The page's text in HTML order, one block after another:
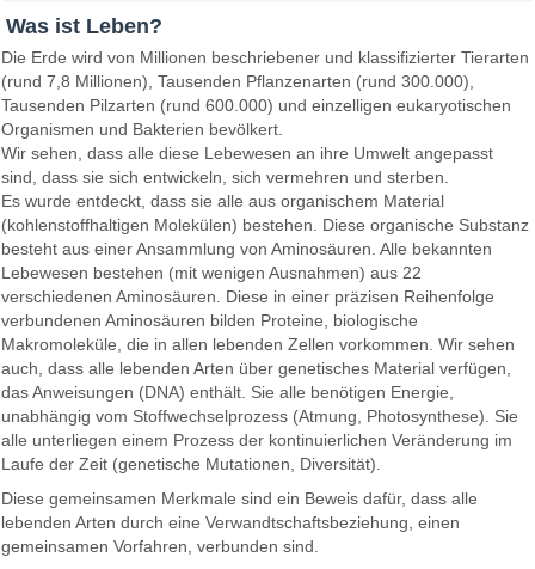
Was ist Leben?
Die Erde wird von Millionen beschriebener und klassifizierter Tierarten
(rund 7,8 Millionen), Tausenden Pflanzenarten (rund 300.000),
Tausenden Pilzarten (rund 600.000) und einzelligen eukaryotischen
Organismen und Bakterien bevölkert.
Wir sehen, dass alle diese Lebewesen an ihre Umwelt angepasst
sind, dass sie sich entwickeln, sich vermehren und sterben.
Es wurde entdeckt, dass sie alle aus organischem Material
(kohlenstoffhaltigen Molekülen) bestehen. Diese organische Substanz
besteht aus einer Ansammlung von Aminosäuren. Alle bekannten
Lebewesen bestehen (mit wenigen Ausnahmen) aus 22
verschiedenen Aminosäuren. Diese in einer präzisen Reihenfolge
verbundenen Aminosäuren bilden Proteine, biologische
Makromoleküle, die in allen lebenden Zellen vorkommen. Wir sehen
auch, dass alle lebenden Arten über genetisches Material verfügen,
das Anweisungen (DNA) enthält. Sie alle benötigen Energie,
unabhängig vom Stoffwechselprozess (Atmung, Photosynthese). Sie
alle unterliegen einem Prozess der kontinuierlichen Veränderung im
Laufe der Zeit (genetische Mutationen, Diversität).
Diese gemeinsamen Merkmale sind ein Beweis dafür, dass alle
lebenden Arten durch eine Verwandtschaftsbeziehung, einen
gemeinsamen Vorfahren, verbunden sind.